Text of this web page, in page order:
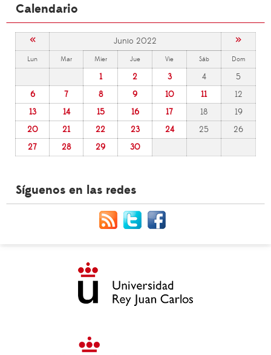
Calendario
« Junio 2022 »
Lun Mar Mier Jue Vie Sáb Dom
1 2 3 4
5
6
7 8 9 10 11
12
13
14 15 16 17 18
19
20
21 22 23 24 25
26
27
28 29 30
Síguenos en las redes